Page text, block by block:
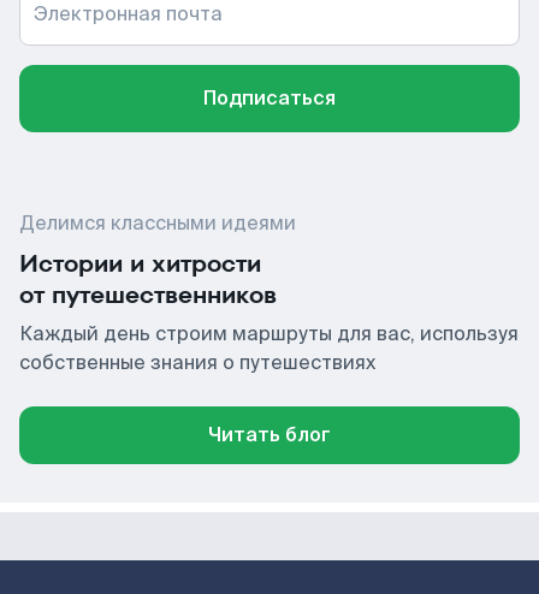
Электронная почта
Подписаться
Делимся классными идеями
Истории и хитрости
от путешественников
Каждый день строим маршруты для вас, используя
собственные знания о путешествиях
Читать блог